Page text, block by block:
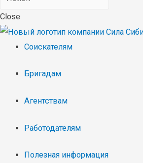
Close
Соискателям
Бригадам
Агентствам
Работодателям
Полезная информация